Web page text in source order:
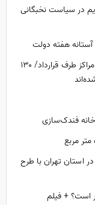
در سیاست نخبگانی
بدهی ۱۲.۷ همتی بیمه سلامت استان تهران به مراکز طرف قرارداد/ ۱۳۰
مدارس در استان تهران با طرح
است؟ + فیلم